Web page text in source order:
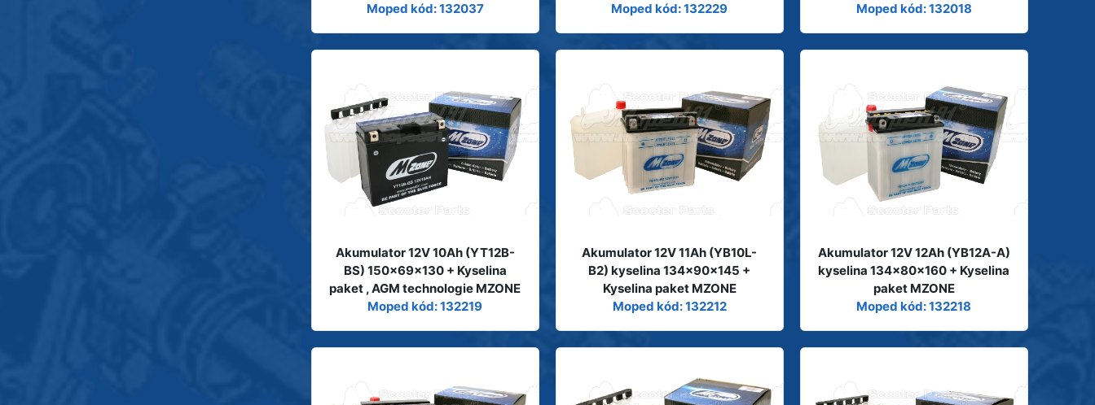
Moped kód: 132037
Moped kód: 132229
Moped kód: 132018
Akumulator 12V 10Ah (YT12B-
BS) 150x69x130 + Kyselina
paket , AGM technologie MZONE
Moped kód: 132219
Akumulator 12V 11Ah (YB10L-
B2) kyselina 134x90x145 +
Kyselina paket MZONE
Moped kód: 132212
Akumulator 12V 12Ah (YB12A-A)
kyselina 134x80x160 + Kyselina
paket MZONE
Moped kód: 132218